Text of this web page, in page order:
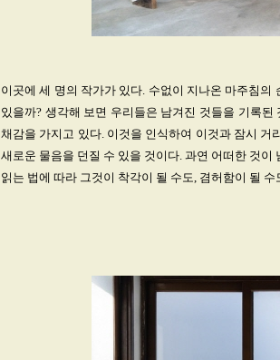
이곳에 세 명의 작가가 있다. 수없이 지나온 마주침
있을까? 생각해 보면 우리들은 남겨진 것들을 기록
채감을 가지고 있다. 이것을 인식하여 이것과 잠시
새로운 물음을 던질 수 있을 것이다. 과연 어떠한 것
읽는 법에 따라 그것이 착각이 될 수도, 겸허함이 될 수